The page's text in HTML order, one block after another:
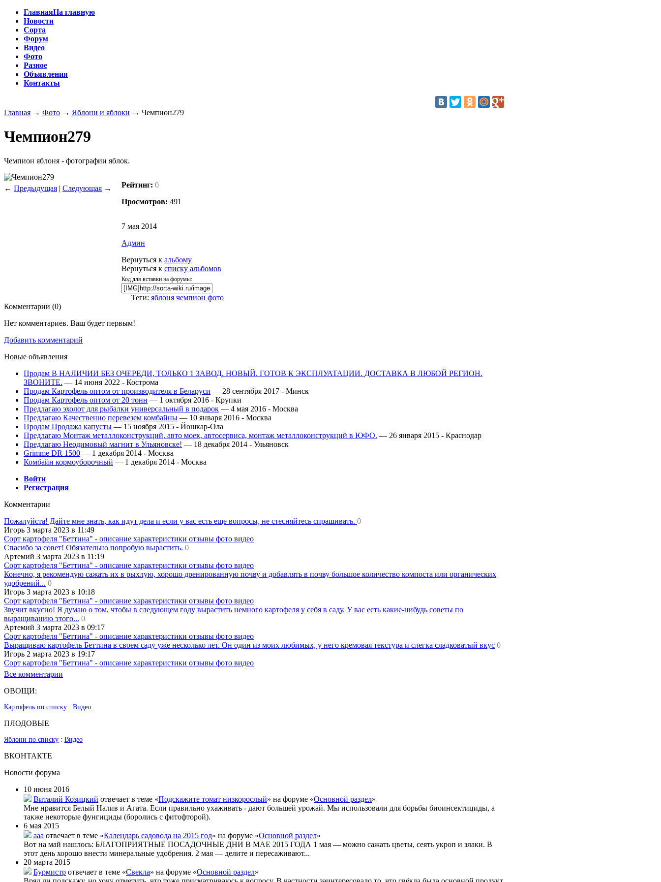
ГлавнаяНа главную
Новости
Сорта
Форум
Видео
Фото
Разное
Объявления
Контакты
Главная → Фото → Яблони и яблоки → Чемпион279
Чемпион279
Чемпион яблоня - фотографии яблок.
← Предыдущая | Следующая → Рейтинг: 0
Просмотров: 491
7 мая 2014
Админ
Вернуться к альбому
Вернуться к списку альбомов
Код для вставки на форумы:
Теги: яблоня чемпион фото
Комментарии (0)
Нет комментариев. Ваш будет первым!
Добавить комментарий
Новые объявления
Продам В НАЛИЧИИ БЕЗ ОЧЕРЕДИ, ТОЛЬКО 1 ЗАВОД. НОВЫЙ. ГОТОВ К ЭКСПЛУАТАЦИИ. ДОСТАВКА В ЛЮБОЙ РЕГИОН.
ЗВОНИТЕ. — 14 июня 2022 - Кострома
Продам Картофель оптом от производителя в Беларуси — 28 сентября 2017 - Минск
Продам Картофель оптом от 20 тонн — 1 октября 2016 - Крупки
Предлагаю эхолот для рыбалки универсальный в подарок — 4 мая 2016 - Москва
Предлагаю Качественно перевезем комбайны — 10 января 2016 - Москва
Продам Продажа капусты — 15 ноября 2015 - Йошкар-Ола
Предлагаю Монтаж металлоконструкций, авто моек, автосервиса, монтаж металлоконструкций в ЮФО. — 26 января 2015 - Краснодар
Предлагаю Неодимовый магнит в Ульяновске! — 18 декабря 2014 - Ульяновск
Grimme DR 1500 — 1 декабря 2014 - Москва
Комбайн кормоуборочный — 1 декабря 2014 - Москва
Войти
Регистрация
Комментарии
Пожалуйста! Дайте мне знать, как идут дела и если у вас есть еще вопросы, не стесняйтесь спрашивать. 0
Игорь 3 марта 2023 в 11:49
Сорт картофеля "Беттина" - описание характеристики отзывы фото видео
Спасибо за совет! Обязательно попробую вырастить. 0
Артемий 3 марта 2023 в 11:19
Сорт картофеля "Беттина" - описание характеристики отзывы фото видео
Конечно, я рекомендую сажать их в рыхлую, хорошо дренированную почву и добавлять в почву большое количество компоста или органических
удобрений... 0
Игорь 3 марта 2023 в 10:18
Сорт картофеля "Беттина" - описание характеристики отзывы фото видео
Звучит вкусно! Я думаю о том, чтобы в следующем году вырастить немного картофеля у себя в саду. У вас есть какие-нибудь советы по
выращиванию этого... 0
Артемий 3 марта 2023 в 09:17
Сорт картофеля "Беттина" - описание характеристики отзывы фото видео
Выращиваю картофель Беттина в своем саду уже несколько лет. Он один из моих любимых, у него кремовая текстура и слегка сладковатый вкус 0
Игорь 2 марта 2023 в 19:17
Сорт картофеля "Беттина" - описание характеристики отзывы фото видео
Все комментарии
ОВОЩИ:
Картофель по списку : Видео
ПЛОДОВЫЕ
Яблони по списку : Видео
ВКОНТАКТЕ
Новости форума
10 июня 2016
Виталий Козицкий отвечает в теме «Подскажите томат низкорослый» на форуме «Основной раздел»
Мне нравится Белый Налив и Агата. Если правильно ухаживать - дают большей урожай. Мы использовали для борьбы биоинсектициды, а
также некоторые фунгициды (боролись с фитофторой).
6 мая 2015
aaa отвечает в теме «Календарь садовода на 2015 год» на форуме «Основной раздел»
Вот на май нашлось: БЛАГОПРИЯТНЫЕ ПОСАДОЧНЫЕ ДНИ В МАЕ 2015 ГОДА 1 мая — можно сажать цветы, сеять укроп и злаки. В
этот день хорошо внести минеральные удобрения. 2 мая — делите и пересаживают...
20 марта 2015
Бурмистр отвечает в теме «Свекла» на форуме «Основной раздел»